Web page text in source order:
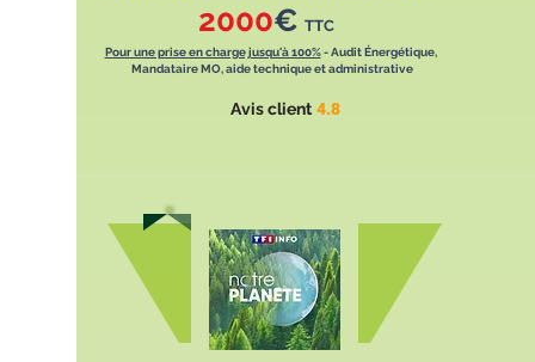
2000€ TTC
Pour une prise en charge jusqu'à 100%- Audit Énergétique,
Mandataire MO, aide technique et administrative
Avis client 4.8